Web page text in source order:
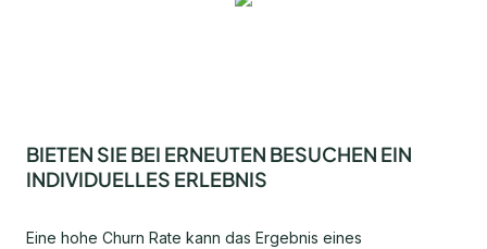
BIETEN SIE BEI ERNEUTEN BESUCHEN EIN
INDIVIDUELLES ERLEBNIS
Eine hohe Churn Rate kann das Ergebnis eines